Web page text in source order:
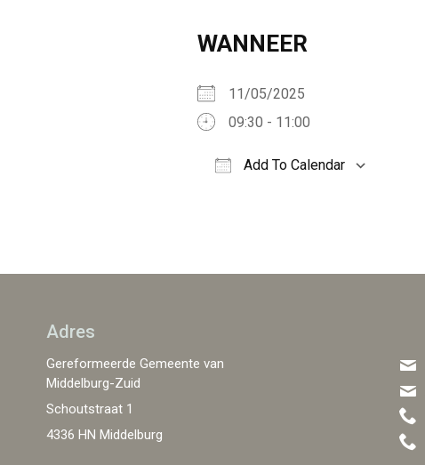
WANNEER
11/05/2025
09:30 - 11:00
Add To Calendar
Adres
Gereformeerde Gemeente van
Middelburg-Zuid
Schoutstraat 1
4336 HN Middelburg